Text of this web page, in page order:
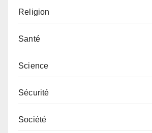
Religion
Santé
Science
Sécurité
Société